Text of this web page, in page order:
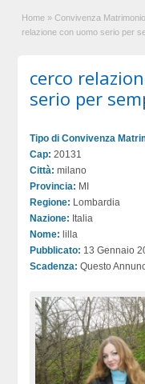
Home » Convivenza Matrimonio
relazione con uomo serio per
cerco
serio per
Tipo di Convivenza
Cap: 20131
Città: milano
Provincia: MI
Regione: Lombardia
Nazione: Italia
Nome: lilla
Pubblicato: 13 Gennaio
Scadenza: Questo